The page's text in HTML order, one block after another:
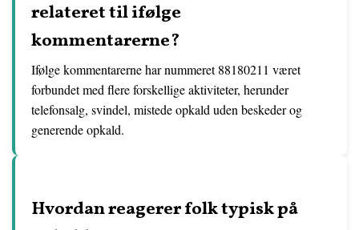
relateret til ifølge
kommentarerne?
Ifølge kommentarerne har nummeret 88180211 været
forbundet med flere forskellige aktiviteter, herunder
telefonsalg, svindel, mistede opkald uden beskeder og
generende opkald.
Hvordan reagerer folk typisk på